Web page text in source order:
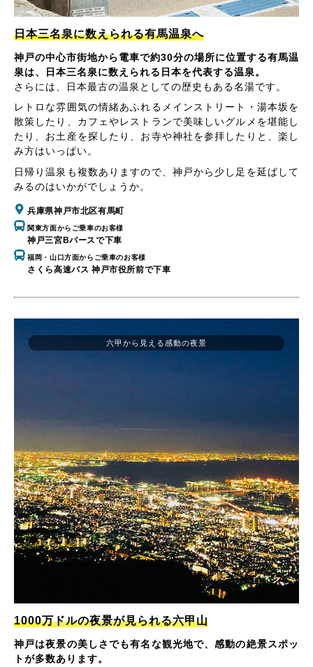
日本三名泉に数えられる有馬温泉へ
神戸の中心市街地から電車で約30分の場所に位置する有馬温
泉は、日本三名泉に数えられる日本を代表する温泉。
さらには、日本最古の温泉としての歴史もある名湯です。
レトロな雰囲気の情緒あふれるメインストリート・湯本坂を
散策したり、カフェやレストランで美味しいグルメを堪能し
たり、お土産を探したり、お寺や神社を参拝したりと、楽し
み方はいっぱい。
日帰り温泉も複数ありますので、神戸から少し足を延ばして
みるのはいかがでしょうか。
兵庫県神戸市北区有馬町
関東方面からご乗車のお客様
神戸三宮Bバースで下車
福岡・山口方面からご乗車のお客様
さくら高速バス 神戸市役所前で下車
1000万ドルの夜景が見られる六甲山
神戸は夜景の美しさでも有名な観光地で、感動の絶景スポッ
トが多数あります。
六甲から見える感動の夜景